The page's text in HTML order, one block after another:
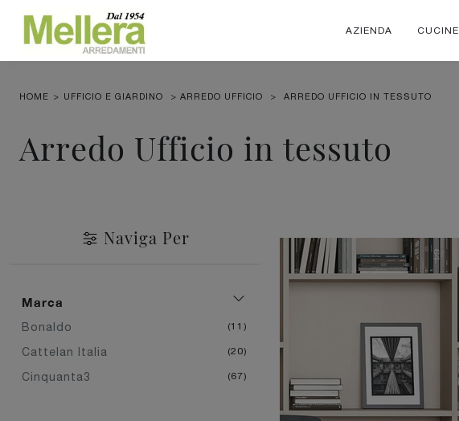
AZIENDA CUCINE
HOME > UFFICIO E GIARDINO > ARREDO UFFICIO > ARREDO UFFICIO IN TESSUTO
Arredo Ufficio in tessuto
Naviga Per
Marca
Bonaldo 11
Cattelan Italia 20
Cinquanta3 67